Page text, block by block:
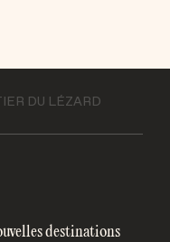
traitées
DU LÉZARD
destinations